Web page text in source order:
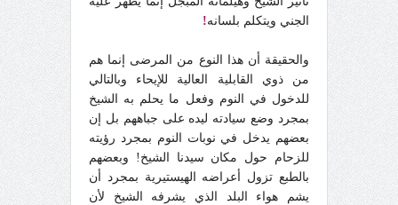
الجني ويتكلم بلسانه!
والحقيقة أن هذا النوع من المرضى إنما هم
من ذوي القابلية العالية للإيحاء وبالتالي
للدخول في النوم وفعل ما يحلم به الشيخ
بمجرد وضع سيادته ليده على جباههم بل إن
بعضهم يدخل في نوبات النوم بمجرد رؤيته
للزحام حول مكان سيدنا الشيخ! وبعضهم
بالطبع تزول أعراضه الهيستيرية بمجرد أن
يشم هواء البلد الذي يشرفه الشيخ لأن